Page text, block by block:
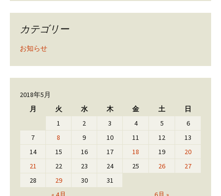
カテゴリー
お知らせ
2018年5月
月
火 水 木 金 土 日
1 2 3 4 5
6
7
8 9 10 11 12
13
14
15 16 17 18 19
20
21
22 23 24 25 26
27
28
29 30 31